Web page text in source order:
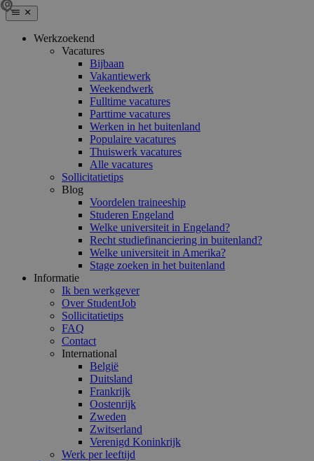
Werkzoekend
Vacatures
Bijbaan
Vakantiewerk
Weekendwerk
Fulltime vacatures
Parttime vacatures
Werken in het buitenland
Populaire vacatures
Thuiswerk vacatures
Alle vacatures
Sollicitatietips
Blog
Voordelen traineeship
Studeren Engeland
Welke universiteit in Engeland?
Recht studiefinanciering in buitenland?
Welke universiteit in Amerika?
Stage zoeken in het buitenland
Informatie
Ik ben werkgever
Over StudentJob
Sollicitatietips
FAQ
Contact
International
België
Duitsland
Frankrijk
Oostenrijk
Zweden
Zwitserland
Verenigd Koninkrijk
Werk per leeftijd